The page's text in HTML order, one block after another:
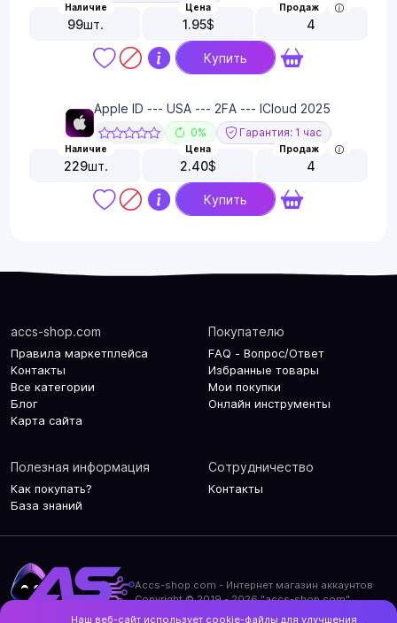
Наличие
99шт.
Цена
1.95$
Продаж
4
Купить
Apple ID --- USA --- 2FA --- ICloud 2025
0% Гарантия: 1 час
Наличие
229шт.
Цена
2.40$
Продаж
4
Купить
accs-shop.com
Правила маркетплейса
Контакты
Все категории
Блог
Карта сайта
Покупателю
FAQ - Вопрос/Ответ
Избранные товары
Мои покупки
Онлайн инструменты
Полезная информация
Как покупать?
База знаний
Сотрудничество
Контакты
Accs-shop.com - Интернет магазин аккаунтов
Copyright © 2019 - 2026 "accs-shop.com"
Наш веб-сайт использует cookie-файлы для улучшения